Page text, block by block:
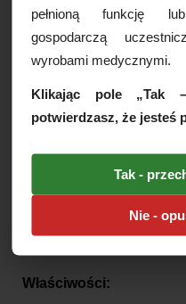
Cechy produktu:
Pojemność: 50ml
Wskazania: dla
po zabiegach
uczuleniowy
Produkt przebadany
Przechowywać w
Właściwości:
pełnioną funkcję
gospodarczą
wyrobami medycznymi.
Klikając pole „Tak
potwierdzasz, że jesteś
Tak -
Nie -